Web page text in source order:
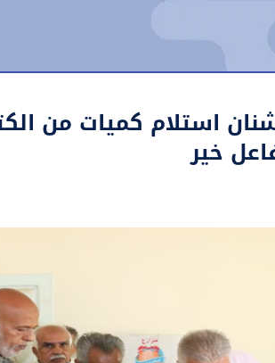
استلام كميات من
خير